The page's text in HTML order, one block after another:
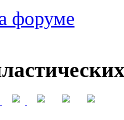
форуме